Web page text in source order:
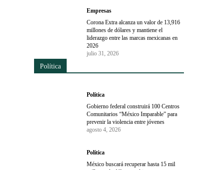
Empresas
Corona Extra alcanza un valor de 13,916
millones de dólares y mantiene el
liderazgo entre las marcas mexicanas en
2026
julio 31, 2026
Política
Política
Gobierno federal construirá 100 Centros
Comunitarios “México Imparable” para
prevenir la violencia entre jóvenes
agosto 4, 2026
Política
México buscará recuperar hasta 15 mil